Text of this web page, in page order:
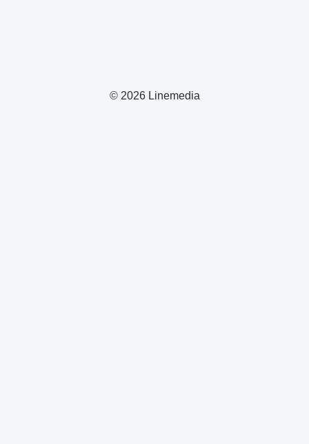
© 2026 Linemedia